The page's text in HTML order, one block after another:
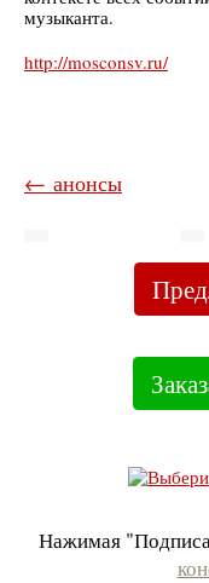
музыканта.
http://mosconsv.ru/
← анонсы
Нажимая